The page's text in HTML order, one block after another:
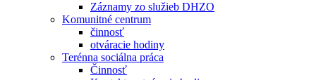
Záznamy zo služieb DHZO
Komunitné centrum
činnosť
otváracie hodiny
Terénna sociálna práca
Činnosť